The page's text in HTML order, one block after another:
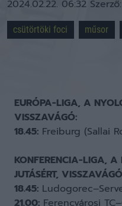
2024.02.22. 06:32 Szerző:
csütörtöki foci műsor
EURÓPA-LIGA, A
VISSZAVÁGÓ:
18.45: Freiburg (Sallai
KONFERENCIA-LIGA, A
JUTÁSÉRT,
18.45:
21.00: Ferencvárosi